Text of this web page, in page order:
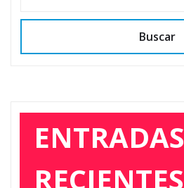
Buscar
ENTRADAS
RECIENTES